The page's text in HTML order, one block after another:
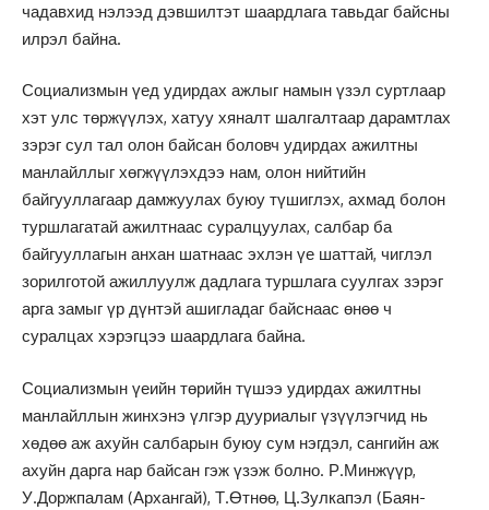
чадавхид нэлээд дэвшилтэт шаардлага тавьдаг байсны
илрэл байна.
Социализмын үед удирдах ажлыг намын үзэл суртлаар
хэт улс төржүүлэх, хатуу хяналт шалгалтаар дарамтлах
зэрэг сул тал олон байсан боловч удирдах ажилтны
манлайллыг хөгжүүлэхдээ нам, олон нийтийн
байгууллагаар дамжуулах буюу түшиглэх, ахмад болон
туршлагатай ажилтнаас суралцуулах, салбар ба
байгууллагын анхан шатнаас эхлэн үе шаттай, чиглэл
зорилготой ажиллуулж дадлага туршлага суулгах зэрэг
арга замыг үр дүнтэй ашигладаг байснаас өнөө ч
суралцах хэрэгцээ шаардлага байна.
Социализмын үеийн төрийн түшээ удирдах ажилтны
манлайллын жинхэнэ үлгэр дууриалыг үзүүлэгчид нь
хөдөө аж ахуйн салбарын буюу сум нэгдэл, сангийн аж
ахуйн дарга нар байсан гэж үзэж болно. Р.Минжүүр,
У.Доржпалам (Архангай), Т.Өтнөө, Ц.Зулкапэл (Баян-